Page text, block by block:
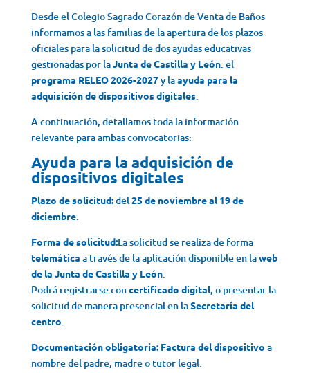
Desde el Colegio Sagrado Corazón de Venta de Baños
informamos a las familias de la apertura de los plazos
oficiales para la solicitud de dos ayudas educativas
gestionadas por laJunta de Castilla y León: el
programa RELEO 2026-2027y laayuda para la
adquisición de dispositivos digitales.
A continuación, detallamos toda la información
relevante para ambas convocatorias:
Ayuda para la adquisición de
dispositivos digitales
Plazo de solicitud:del25 de noviembre al 19 de
diciembre.
Forma de solicitud:La solicitud se realiza de forma
telemática a través de la aplicación disponible en laweb
de la Junta de Castilla y León.
Podrá registrarse concertificado digital, o presentar la
solicitud de manera presencial en laSecretaría del
centro.
Documentación obligatoria: Factura del dispositivo a
nombre del padre, madre o tutor legal.